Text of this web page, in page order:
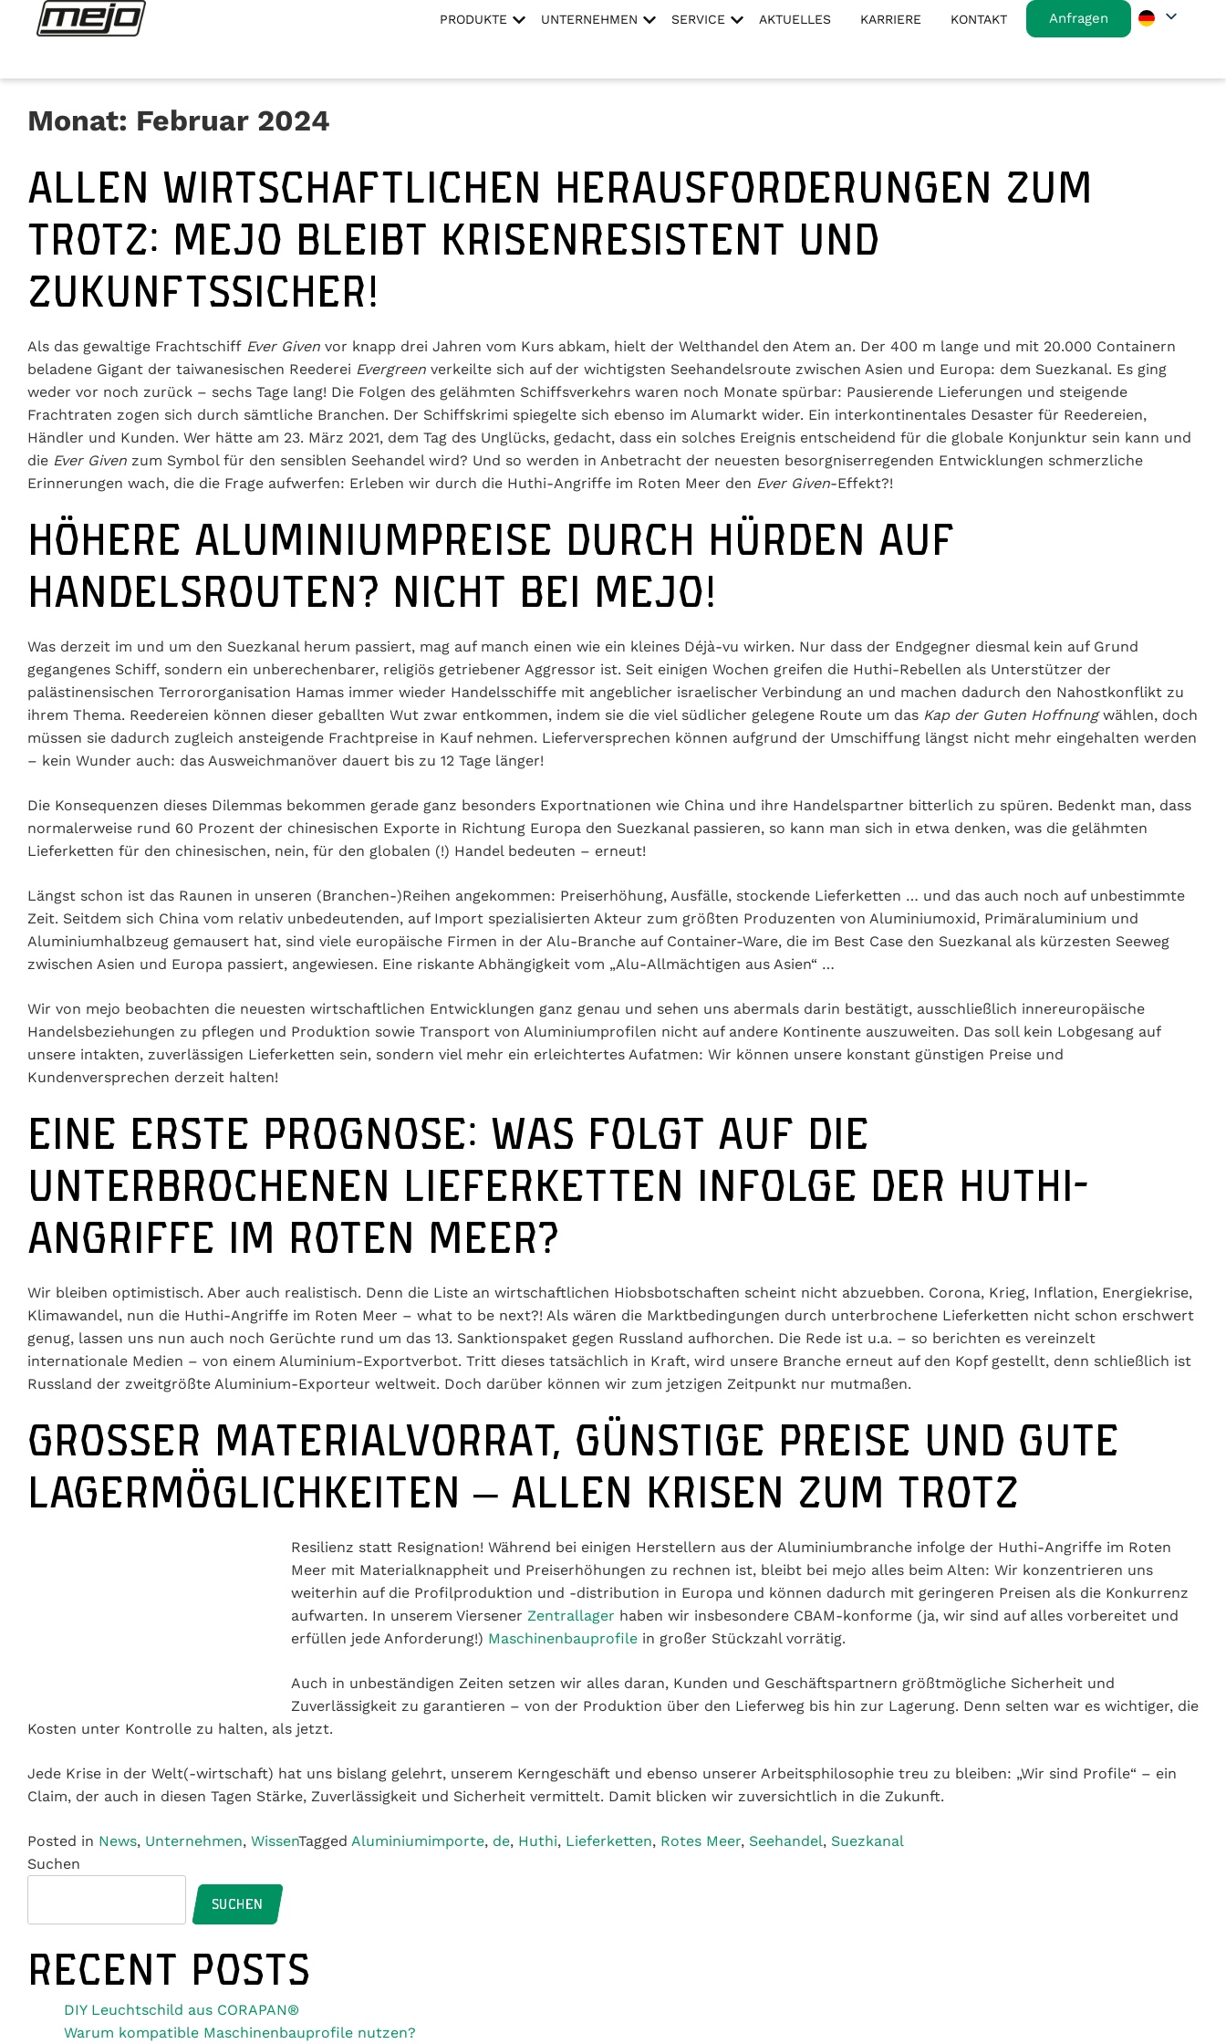
PRODUKTE UNTERNEHMEN SERVICE AKTUELLES KARRIERE KONTAKT Anfragen
Monat: Februar 2024
ALLEN WIRTSCHAFTLICHEN HERAUSFORDERUNGEN ZUM
TROTZ: MEJO BLEIBT KRISENRESISTENT UND
ZUKUNFTSSICHER!
Als das gewaltige Frachtschiff Ever Given vor knapp drei Jahren vom Kurs abkam, hielt der Welthandel den Atem an. Der 400 m lange und mit 20.000 Containern
beladene Gigant der taiwanesischen Reederei Evergreen verkeilte sich auf der wichtigsten Seehandelsroute zwischen Asien und Europa: dem Suezkanal. Es ging
weder vor noch zurück – sechs Tage lang! Die Folgen des gelähmten Schiffsverkehrs waren noch Monate spürbar: Pausierende Lieferungen und steigende
Frachtraten zogen sich durch sämtliche Branchen. Der Schiffskrimi spiegelte sich ebenso im Alumarkt wider. Ein interkontinentales Desaster für Reedereien,
Händler und Kunden. Wer hätte am 23. März 2021, dem Tag des Unglücks, gedacht, dass ein solches Ereignis entscheidend für die globale Konjunktur sein kann und
die Ever Given zum Symbol für den sensiblen Seehandel wird? Und so werden in Anbetracht der neuesten besorgniserregenden Entwicklungen schmerzliche
Erinnerungen wach, die die Frage aufwerfen: Erleben wir durch die Huthi-Angriffe im Roten Meer den Ever Given-Effekt?!
HÖHERE ALUMINIUMPREISE DURCH HÜRDEN AUF
HANDELSROUTEN? NICHT BEI MEJO!
Was derzeit im und um den Suezkanal herum passiert, mag auf manch einen wie ein kleines Déjà-vu wirken. Nur dass der Endgegner diesmal kein auf Grund
gegangenes Schiff, sondern ein unberechenbarer, religiös getriebener Aggressor ist. Seit einigen Wochen greifen die Huthi-Rebellen als Unterstützer der
palästinensischen Terrororganisation Hamas immer wieder Handelsschiffe mit angeblicher israelischer Verbindung an und machen dadurch den Nahostkonflikt zu
ihrem Thema. Reedereien können dieser geballten Wut zwar entkommen, indem sie die viel südlicher gelegene Route um das Kap der Guten Hoffnungwählen, doch
müssen sie dadurch zugleich ansteigende Frachtpreise in Kauf nehmen. Lieferversprechen können aufgrund der Umschiffung längst nicht mehr eingehalten werden
– kein Wunder auch: das Ausweichmanöver dauert bis zu 12 Tage länger!
Die Konsequenzen dieses Dilemmas bekommen gerade ganz besonders Exportnationen wie China und ihre Handelspartner bitterlich zu spüren. Bedenkt man, dass
normalerweise rund 60 Prozent der chinesischen Exporte in Richtung Europa den Suezkanal passieren, so kann man sich in etwa denken, was die gelähmten
Lieferketten für den chinesischen, nein, für den globalen (!) Handel bedeuten – erneut!
Längst schon ist das Raunen in unseren (Branchen-)Reihen angekommen: Preiserhöhung, Ausfälle, stockende Lieferketten … und das auch noch auf unbestimmte
Zeit. Seitdem sich China vom relativ unbedeutenden, auf Import spezialisierten Akteur zum größten Produzenten von Aluminiumoxid, Primäraluminium und
Aluminiumhalbzeug gemausert hat, sind viele europäische Firmen in der Alu-Branche auf Container-Ware, die im Best Case den Suezkanal als kürzesten Seeweg
zwischen Asien und Europa passiert, angewiesen. Eine riskante Abhängigkeit vom „Alu-Allmächtigen aus Asien“ …
Wir von mejo beobachten die neuesten wirtschaftlichen Entwicklungen ganz genau und sehen uns abermals darin bestätigt, ausschließlich innereuropäische
Handelsbeziehungen zu pflegen und Produktion sowie Transport von Aluminiumprofilen nicht auf andere Kontinente auszuweiten. Das soll kein Lobgesang auf
unsere intakten, zuverlässigen Lieferketten sein, sondern viel mehr ein erleichtertes Aufatmen: Wir können unsere konstant günstigen Preise und
Kundenversprechen derzeit halten!
EINE ERSTE PROGNOSE: WAS FOLGT AUF DIE
UNTERBROCHENEN LIEFERKETTEN INFOLGE DER HUTHI-
ANGRIFFE IM ROTEN MEER?
Wir bleiben optimistisch. Aber auch realistisch. Denn die Liste an wirtschaftlichen Hiobsbotschaften scheint nicht abzuebben. Corona, Krieg, Inflation, Energiekrise,
Klimawandel, nun die Huthi-Angriffe im Roten Meer – what to be next?! Als wären die Marktbedingungen durch unterbrochene Lieferketten nicht schon erschwert
genug, lassen uns nun auch noch Gerüchte rund um das 13. Sanktionspaket gegen Russland aufhorchen. Die Rede ist u.a. – so berichten es vereinzelt
internationale Medien – von einem Aluminium-Exportverbot. Tritt dieses tatsächlich in Kraft, wird unsere Branche erneut auf den Kopf gestellt, denn schließlich ist
Russland der zweitgrößte Aluminium-Exporteur weltweit. Doch darüber können wir zum jetzigen Zeitpunkt nur mutmaßen.
GROSSER MATERIALVORRAT, GÜNSTIGE PREISE UND GUTE L
AGERMÖGLICHKEITEN – ALLEN KRISEN ZUM TROTZ
Resilienz statt Resignation! Während bei einigen Herstellern aus der Aluminiumbranche infolge der Huthi-Angriffe im Roten
Meer mit Materialknappheit und Preiserhöhungen zu rechnen ist, bleibt bei mejo alles beim Alten: Wir konzentrieren uns
weiterhin auf die Profilproduktion und -distribution in Europa und können dadurch mit geringeren Preisen als die Konkurrenz aufwarten. In unserem Viersener
haben wir insbesondere CBAM-konforme (ja, wir sind auf alles vorbereitet und erfüllen jede Anforderung!)Maschinenbauprofile in großer Stückzahl
Auch in unbeständigen Zeiten setzen wir alles daran, Kunden und Geschäftspartnern größtmögliche Sicherheit und Zuverlässigkeit zu garantieren – von der
Produktion über den Lieferweg bis hin zur Lagerung. Denn selten war es wichtiger, die Kosten unter Kontrolle zu halten, als jetzt.
Claim, der auch in diesen Tagen Stärke, Zuverlässigkeit und Sicherheit vermittelt. Damit blicken wir zuversichtlich in die Zukunft.
Suchen
SUCHEN
RECENT POSTS
DIY Leuchtschild aus CORAPAN®
Warum kompatible Maschinenbauprofile nutzen?
Het verhaal achter de overdracht van Aluminium Extrusie